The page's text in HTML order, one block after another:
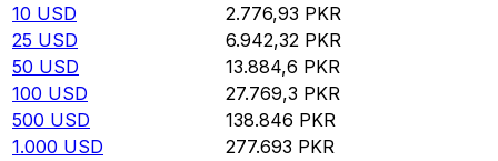
10 USD 2.776,93 PKR
25 USD 6.942,32 PKR
50 USD 13.884,6 PKR
100 USD 27.769,3 PKR
500 USD 138.846 PKR
1.000 USD 277.693 PKR